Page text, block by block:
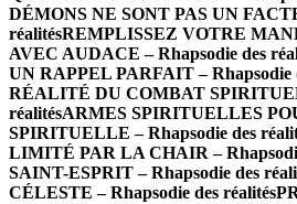
DÉMONS NE SONT PAS UN
réalitésREMPLISSEZ VOTRE
AVEC AUDACE – Rhapsodie des
UN RAPPEL PARFAIT – Rhapsodie
RÉALITÉ DU COMBAT
réalitésARMES SPIRITUELLES
SPIRITUELLE – Rhapsodie des
LIMITÉ PAR LA CHAIR –
SAINT-ESPRIT – Rhapsodie des
CÉLESTE – Rhapsodie des réalités